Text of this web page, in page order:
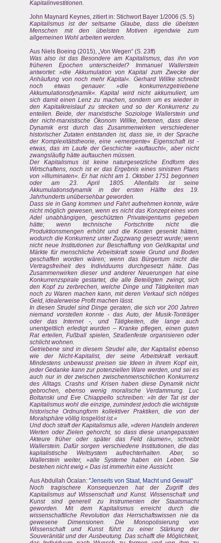
Kapitalinvestitionen.
John Maynard Keynes, zitiert in: Stichwort Bayer 1/2006 (S. 5)
Kapitalismus ist der seltsame Glaube, dass die übelsten
Menschen mit den übelsten Motiven irgendwie zum
allgemeinen Wohl arbeiten werden.
Aus Niels Boeing (2015), „Von Wegen“ (S. 23ff)
Was also ist das Besondere am Kapitalismus, das ihn von
früheren Epochen unterscheidet? Immanuel Wallerstein
antwortet: »die Akkumulation von Kapital zum Zwecke der
Anhäufung von noch mehr Kapital«. Gerhard Willke schreibt
noch etwas genauer: »die konkurrenzgetriebene
Akkumulationsdynamik«. Kapital wird nicht akkumuliert, um
sich damit einen Lenz zu machen, sondern um es wieder in
den Kapitalkreislauf zu stecken und so der Konkurrenz zu
enteilen. Beide, der marxistische Soziologe Wallerstein und
der nicht-marxistische Ökonom Willke, betonen, dass diese
Dynamik erst durch das Zusammenwirken verschiedener
historischer Zutaten entstanden ist, dass sie, in der Sprache
der Komplexitätstheorie, eine »emergente« Eigenschaft ist -
etwas, das im Laufe der Geschichte »auftaucht«, aber nicht
zwangsläufig hätte auftauchen müssen.
Der Kapitalismus ist keine naturgesetzliche Endform des
Wirtschaftens, noch ist er das Ergebnis eines sinistren Plans
von »llluminaten«. Er hat nicht am 1. Oktober 1751 begonnen
oder am 23. April 1805. Allenfalls ist seine
Akkumulationsdynamik in der ersten Hälfte des 19.
Jahrhunderts unübersehbar geworden.
Dass sie in Gang kommen und Fahrt aufnehmen konnte, wäre
nicht möglich gewesen, wenn es nicht das Konzept eines vom
Adel unabhängigen, geschützten Privateigentums gegeben
hätte; wenn technische Fortschritte nicht die
Produktionsmengen erhöht und die Kosten gesenkt hätten,
wodurch die Konkurrenz unter Zugzwang gesetzt wurde; wenn
nicht neue Institutionen zur Beschaffung von Geldkapital und
Märkte für menschliche Arbeitskraft sowie Grund und Boden
geschaffen worden wären; wenn das Bürgertum nicht die
Vertragsfreiheit des Individuums durchgesetzt hätte. Das
Zusammenwirken dieser und anderer Neuerungen hat eine
Konkurrenzspirale gestartet, die alle Beteiligten zwingt, sich
den Kopf zu zerbrechen, welche Dinge und Tätigkeiten man
noch zu Waren machen kann, mit deren Verkauf sich nötiges
Geld, idealerweise Profit machen lässt.
In diesen Strudel sind Dinge geraten, die sich vor 200 Jahren
niemand vorstellen konnte - das Auto, der Musik-Tonträger
oder das Internet -, und Tätigkeiten, die lange auch
unentgeltlich erledigt wurden – Kranke pflegen, einen guten
Rat erteilen, Fußball spielen, Straßenfeste organisieren oder
schlicht wohnen.
Getriebene sind in diesem Strudel alle, der Kapitalist ebenso
wie der Nicht-Kapitalist, der seine Arbeitskraft verkauft.
Mindestens unbewusst preisen sie Ideen in ihrem Kopf ein,
jeder Gedanke kann zur potenziellen Ware werden, und sei es
auch nur in der zwischen zwischenmenschlichen Konkurrenz
des Alltags. Crashs und Krisen haben diese Dynamik nicht
gebrochen, ebenso wenig moralische Verdammung. Luc
Boltanski und Eve Chiappello schreiben: »In der Tat ist der
Kapitalismus wohl die einzige, zumindest jedoch die wichtigste
historische Ordnungform kollektiver Praktiken, die von der
Moralsphäre völlig losgelöst ist.«
Und doch straft der Kapitalismus alle, »deren Handeln anderen
Werten oder Zielen gehorcht, so dass diese unangepassten
Akteure früher oder später das Feld räumen«, schreibt
Wallerstein. Dafür sorgen verschiedene Institutionen, die das
kapitalistische Weltsystem aufrechterhalten. Aber, so
Wallerstein weiter, »alle Systeme haben ein Leben. Sie
bestehen nicht ewig.« Das ist immerhin eine Aussicht.
Aus Abdullah Öcalan: "Jenseits von Staat, Macht und Gewalt"
Noch tragischere Konsequenzen hat der Zugriff des
Kapitalismus auf Wissenschaft und Kunst. Wissenschaft und
Kunst sind generell zu Instrumenten der Staatsmacht
geworden. Mit dem Kapitalismus erreicht durch die
wissenschaftliche Revolution das Herrschaftswissen nie da
gewesene Dimensionen. Die Monopolisierung von
Wissenschaft und Kunst führt zu einer Stärkung der
Souveränität und der Ausbeutung. Das schafft die Möglichkeit,